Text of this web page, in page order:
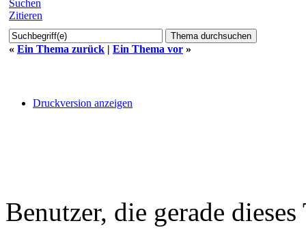
Suchen
Zitieren
« Ein Thema zurück | Ein Thema vor »
Druckversion anzeigen
Benutzer, die gerade